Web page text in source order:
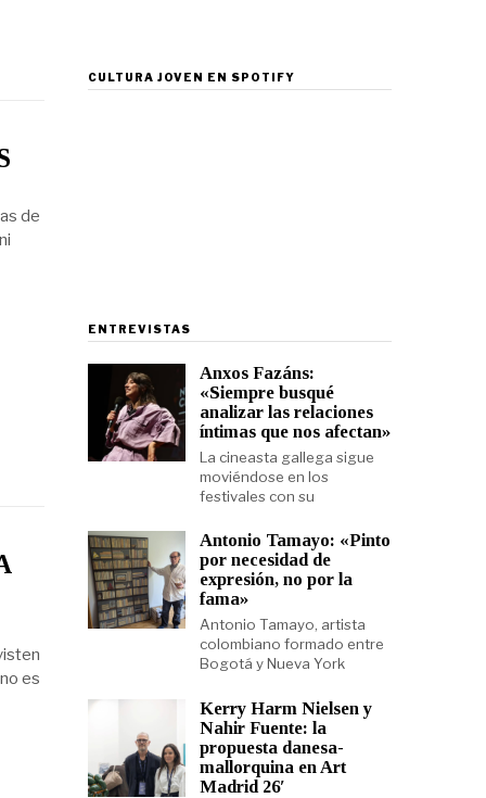
de
es
CULTURA JOVEN EN SPOTIFY
ENTREVISTAS
Anxos Fazáns:
«Siempre busqué
analizar las relaciones
íntimas que nos afectan»
La cineasta gallega sigue
moviéndose en los
festivales con su
Antonio Tamayo: «Pinto
por necesidad de
expresión, no por la
fama»
Antonio Tamayo, artista
colombiano formado entre
Bogotá y Nueva York
Kerry Harm Nielsen y
Nahir Fuente: la
propuesta danesa-
mallorquina en Art
Madrid 26′